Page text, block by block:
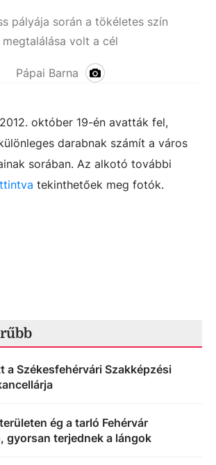
pályája során a tökéletes szín
megtalálása volt a cél
Pápai Barna
október 19-én avatták fel,
darabnak számít a város
sorában. Az alkotó további
tekinthetőek meg fotók.
a Székesfehérvári Szakképzési
ég a tarló Fehérvár
gyorsan terjednek a lángok